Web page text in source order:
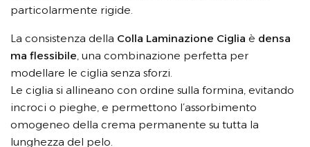
particolarmente rigide.
La consistenza della Colla Laminazione Ciglia è densa
ma flessibile, una combinazione perfetta per
modellare le ciglia senza sforzi.
Le ciglia si allineano con ordine sulla formina, evitando
incroci o pieghe, e permettono l’assorbimento
omogeneo della crema permanente su tutta la
lunghezza del pelo.